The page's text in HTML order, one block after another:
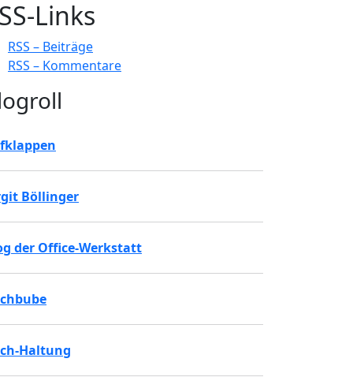
Links
RSS – Beiträge
RSS – Kommentare
Böllinger
der Office-Werkstatt
Haltung